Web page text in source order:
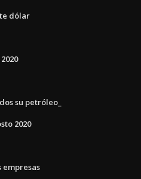
dólar
su petróleo_
2020
empresas